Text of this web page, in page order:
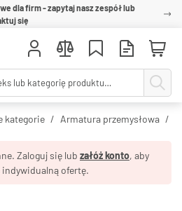
dla firm - zapytaj nasz zespół lub
się
kategorie Armatura przemysłowa
Zaloguj się lub załóż konto, aby
indywidualną ofertę.